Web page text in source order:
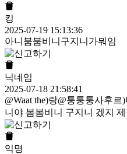
킹
2025-07-19 15:13:36
아니붐붐비니구지니가뭐임
닉네임
2025-07-18 21:58:41
@Waat the)랑@퉁퉁퉁사후
니야 봄봄비니 구지니 겠지
익명